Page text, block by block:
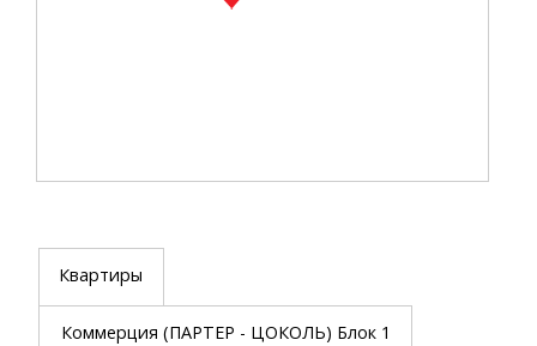
Квартиры
Коммерция (ПАРТЕР - ЦОКОЛЬ) Блок 1